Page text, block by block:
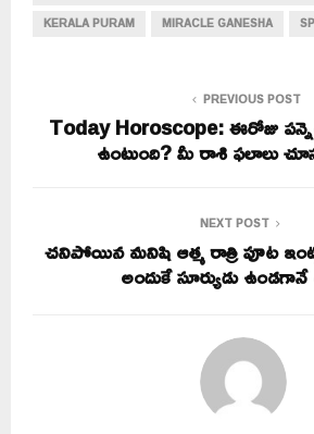
KERALA PURAM
MIRACLE GANESHA
PREVIOUS POST
Today Horoscope: ఈరోజు
ఉంటుంది? మీ రాశి ఫలాలు
NEXT POST
చనిపోయిన మనిషి ఆత్మ రాత్రి పూట
అందుకే సూర్యుడు